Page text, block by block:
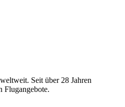
Seit über 28 Jahren
Flugangebote.